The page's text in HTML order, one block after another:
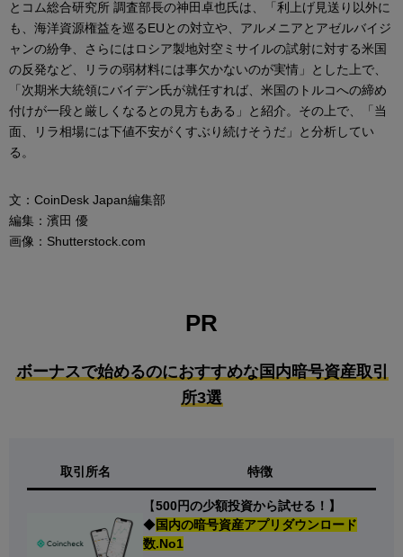
とコム総合研究所 調査部長の神田卓也氏は、「利上げ見送り以外に
も、海洋資源権益を巡るEUとの対立や、アルメニアとアゼルバイジ
ャンの紛争、さらにはロシア製地対空ミサイルの試射に対する米国
の反発など、リラの弱材料には事欠かないのが実情」とした上で、
「次期米大統領にバイデン氏が就任すれば、米国のトルコへの締め
付けが一段と厳しくなるとの見方もある」と紹介。その上で、「当
面、リラ相場には下値不安がくすぶり続けそうだ」と分析してい
る。
文：CoinDesk Japan編集部
編集：濱田 優
画像：Shutterstock.com
PR
ボーナスで始めるのにおすすめな国内暗号資産取引
所3選
取引所名 特徴
【500円の少額投資から試せる！】
◆国内の暗号資産アプリダウンロード
数.No1